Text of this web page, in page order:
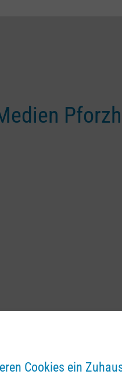
Cookies ein